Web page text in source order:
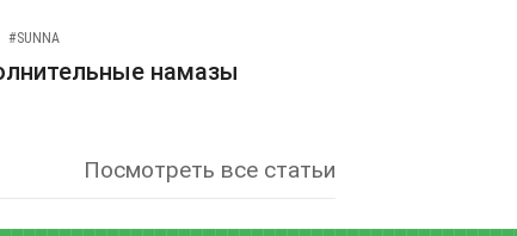
#SUNNA
намазы
Посмотреть все статьи